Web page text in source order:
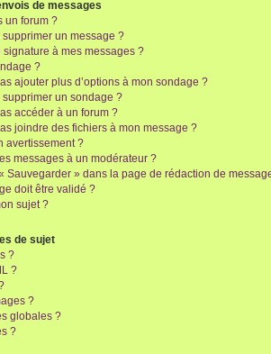
de messages
un forum ?
un message ?
à mes messages ?
?
ajouter plus d’options à mon sondage ?
un sondage ?
accéder à un forum ?
joindre des fichiers à mon message ?
avertissement ?
messages à un modérateur ?
Sauvegarder » dans la page de rédaction de
doit être validé ?
sujet ?
de sujet
?
?
?
globales ?
?